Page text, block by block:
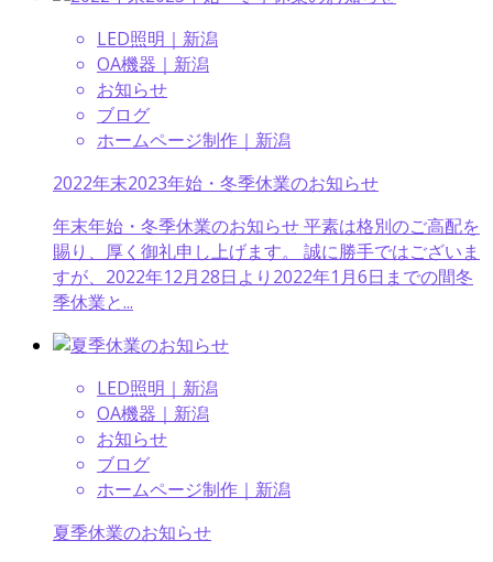
LED照明｜新潟
OA機器｜新潟
お知らせ
ブログ
ホームページ制作｜新潟
2022年末2023年始・冬季休業のお知らせ
年末年始・冬季休業のお知らせ 平素は格別のご高配を
賜り、厚く御礼申し上げます。 誠に勝手ではございま
すが、2022年12月28日より2022年1月6日までの間冬
季休業と...
LED照明｜新潟
OA機器｜新潟
お知らせ
ブログ
ホームページ制作｜新潟
夏季休業のお知らせ